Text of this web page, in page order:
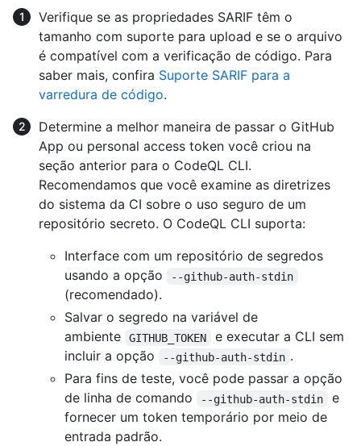
Verifique se as propriedades SARIF têm o
tamanho com suporte para upload e se o arquivo
é compatível com a verificação de código. Para
saber mais, confira Suporte SARIF para a
varredura de código.
Determine a melhor maneira de passar o GitHub
App ou personal access token você criou na
seção anterior para o CodeQL CLI.
Recomendamos que você examine as diretrizes
do sistema da CI sobre o uso seguro de um
repositório secreto. O CodeQL CLI suporta:
Interface com um repositório de segredos
usando a opção
--github-auth-stdin
(recomendado).
Salvar o segredo na variável de
ambiente
GITHUB_TOKEN
e executar a CLI sem
incluir a opção
--github-auth-stdin .
Para fins de teste, você pode passar a opção
de linha de comando
--github-auth-stdin
e
fornecer um token temporário por meio de
entrada padrão.